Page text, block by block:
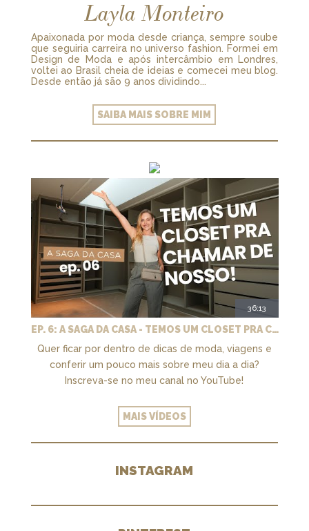
Layla Monteiro
Apaixonada por moda desde criança, sempre soube
que seguiria carreira no universo fashion. Formei em
Design de Moda e após intercâmbio em Londres,
voltei ao Brasil cheia de ideias e comecei meu blog.
Desde então já são 9 anos dividindo...
SAIBA MAIS SOBRE MIM
36:13
EP. 6: A SAGA DA CASA - TEMOS UM CLOSET PRA CHAMAR DE NOSSO + MARCENARIA E PAISAGISMO
Quer ficar por dentro de dicas de moda, viagens e
conferir um pouco mais sobre meu dia a dia?
Inscreva-se no meu canal no YouTube!
MAIS VÍDEOS
INSTAGRAM